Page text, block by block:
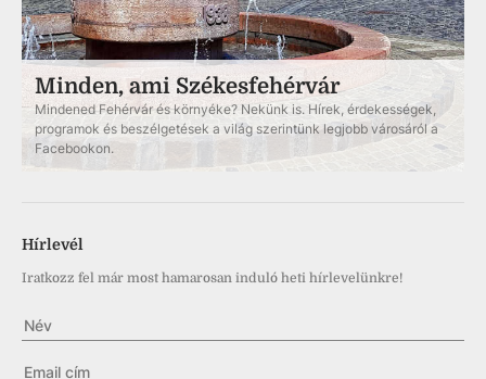
Minden, ami Székesfehérvár
Mindened Fehérvár és környéke? Nekünk is. Hírek, érdekességek,
programok és beszélgetések a világ szerintünk legjobb városáról a
Facebookon.
Hírlevél
Iratkozz fel már most hamarosan induló heti hírlevelünkre!